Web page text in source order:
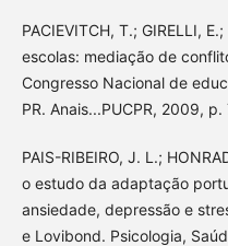
PACIEVITCH, T.; GIRELLI,
escolas: mediação de
Congresso Nacional de
PR. Anais...PUCPR, 2009,
PAIS-RIBEIRO, J. L.;
o estudo da adaptação
ansiedade, depressão e
e Lovibond. Psicologia,